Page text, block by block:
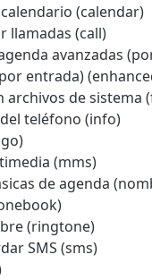
(calendar)
llamadas (call)
avanzadas
entrada)
archivos de sistema
teléfono (info)
(mms)
de agenda
(ringtone)
SMS (sms)